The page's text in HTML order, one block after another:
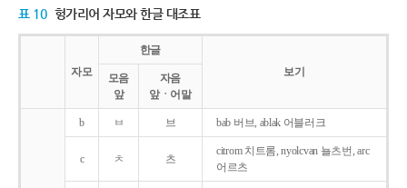
표 10 헝가리어 자모와 한글 대조표
자모
한글
보기
모음
앞
자음
앞ㆍ어말
b ㅂ 브 bab 버브, ablak 어블러크
c ㅊ 츠
citrom 치트롬, nyolcvan 뇰츠번, arc
어르츠